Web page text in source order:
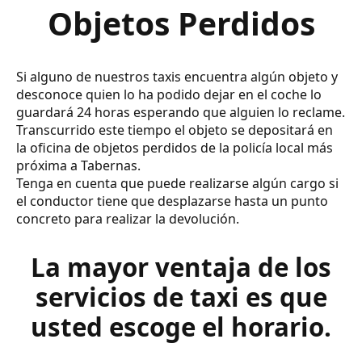
Objetos Perdidos
Si alguno de nuestros taxis encuentra algún objeto y
desconoce quien lo ha podido dejar en el coche lo
guardará 24 horas esperando que alguien lo reclame.
Transcurrido este tiempo el objeto se depositará en
la oficina de objetos perdidos de la policía local más
próxima a Tabernas.
Tenga en cuenta que puede realizarse algún cargo si
el conductor tiene que desplazarse hasta un punto
concreto para realizar la devolución.
La mayor ventaja de los
servicios de taxi es que
usted escoge el horario.